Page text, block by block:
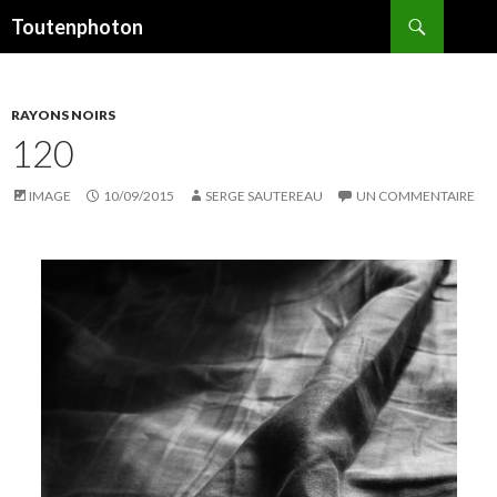
Toutenphoton
RAYONS NOIRS
120
IMAGE 10/09/2015 SERGE SAUTEREAU UN COMMENTAIRE